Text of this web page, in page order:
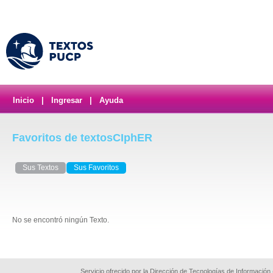
Inicio Ingresar Ayuda
Favoritos de textosCIphER
Sus Textos Sus Favoritos
No se encontró ningún Texto.
Servicio ofrecido por la Dirección de Tecnologías de